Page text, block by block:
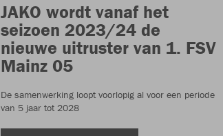
JAKO wordt vanaf het
seizoen 2023/24 de
nieuwe uitruster van 1. FSV
Mainz 05
De samenwerking loopt voorlopig al voor een periode
van 5 jaar tot 2028